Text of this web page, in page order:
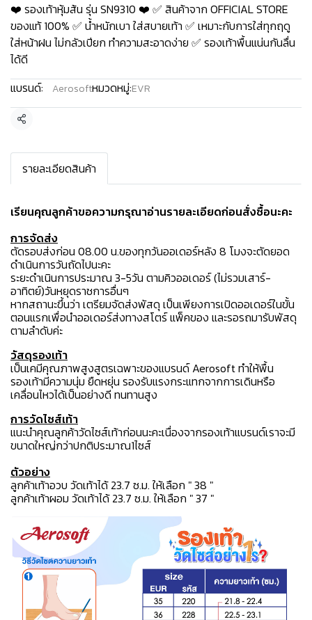
❤️ รองเท้าหุ้มส้น รุ่น SN9310 ❤️ ✅ สินค้าจาก OFFICIAL STORE
ของแท้ 100% ✅ น้ำหนักเบา ใส่สบายเท้า ✅ เหมาะกับการใส่ทุกฤดู
ใส่หน้าฝน ไม่กลัวเปียก ทำความสะอาดง่าย ✅ รองเท้าพื้นแน่นกันลื่น
ได้ดี
แบรนด์:
Aerosoftหมวดหมู่:EVR
แชร์
รายละเอียดสินค้า
เรียนคุณลูกค้าขอความกรุณาอ่านรายละเอียดก่อนสั่งซื้อนะคะ️
การจัดส่ง
ตัดรอบส่งก่อน 08.00 น.ของทุกวันออเดอร์หลัง 8 โมงจะตัดยอด
ดำเนินการวันถัดไปนะคะ
ระยะดำเนินการประมาณ 3-5วัน ตามคิวออเดอร์ (ไม่รวมเสาร์-
อาทิตย์)วันหยุดราชการอื่นๆ
หากสถานะขึ้นว่า เตรียมจัดส่งพัสดุ เป็นเพียงการเปิดออเดอร์ในขั้น
ตอนแรกเพื่อนำออเดอร์ส่งทางสโตร์ แพ็คของ และรอรถมารับพัสดุ
ตามลำดับค่ะ
วัสดุรองเท้า
เป็นเคมีคุณภาพสูงสูตรเฉพาะของแบรนด์ Aerosoft ทำให้พื้น
รองเท้ามีความนุ่ม ยืดหยุ่น รองรับแรงกระแทกจากการเดินหรือ
เคลื่อนไหวได้เป็นอย่างดี ทนทานสูง
การวัดไซส์เท้า
แนะนำคุณลูกค้าวัดไซส์เท้าก่อนนะคะเนื่องจากรองเท้าแบรนด์เราจะมี
ขนาดใหญ่กว่าปกติประมาณ1ไซส์
ตัวอย่าง
ลูกค้าเท้าอวบ วัดเท้าได้ 23.7 ซ.ม. ให้เลือก " 38 "
ลูกค้าเท้าผอม วัดเท้าได้ 23.7 ซ.ม. ให้เลือก " 37 "